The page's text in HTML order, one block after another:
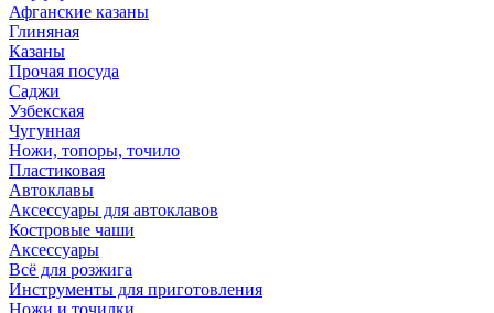
Афганские казаны
Глиняная
Казаны
Прочая посуда
Саджи
Узбекская
Чугунная
Ножи, топоры, точило
Пластиковая
Автоклавы
Аксессуары для автоклавов
Костровые чаши
Аксессуары
Всё для розжига
Инструменты для приготовления
Ножи и точилки